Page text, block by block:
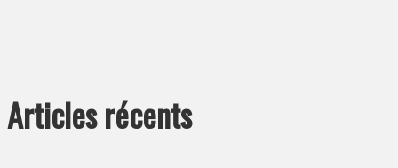
Articles récents